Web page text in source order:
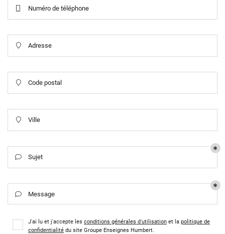
Rafraîchir le captcha
En cochant cette case, vous consentez à recevoir nos propositions commerciales à
utilisantle formulaire de désinscription.
Numéro de téléphone
 Adresse
 Code postal
 Ville
 Sujet
 Message
J'ai lu et j'accepte les conditions générales d'utilisation et la politique de
confidentialité du site Groupe Enseignes Humbert.